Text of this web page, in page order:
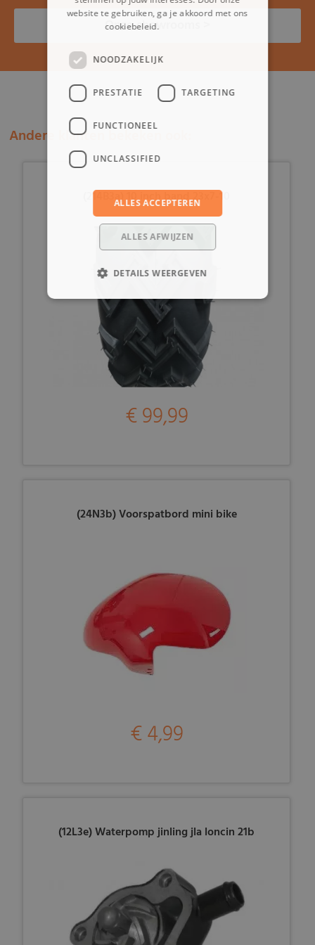
Onze showrooms >
Andere klanten bekeken ook:
(214B3a) 10 inch band 23x7-10
€ 99,99
(24N3b) Voorspatbord mini bike
€ 4,99
(12L3e) Waterpomp jinling jla loncin 21b
website te gebruiken, ga je akkoord met ons
cookiebeleid.
NOODZAKELIJK
PRESTATIE TARGETING
FUNCTIONEEL
UNCLASSIFIED
ALLES ACCEPTEREN
ALLES AFWIJZEN
DETAILS WEERGEVEN